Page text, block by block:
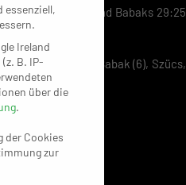
(58.) und Babaks 29:25
Ladefoged (3), Babak (6), Szücs,
essenziell,
Ireland
B. IP-
über die
.
der Cookies
zur